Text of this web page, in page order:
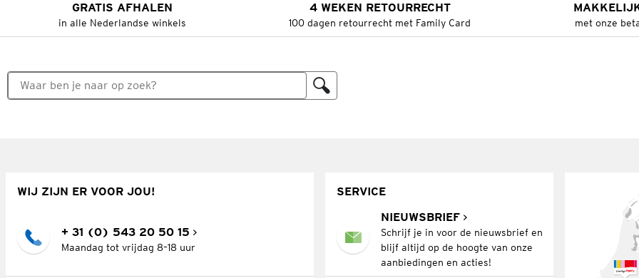
GRATIS AFHALEN
in alle Nederlandse winkels
4 WEKEN RETOURRECHT
100 dagen retourrecht met Family Card met onze
WIJ ZIJN ER VOOR JOU!
+ 31 (0) 543 20 50 15
Maandag tot vrijdag 8–18 uur
SERVICE
NIEUWSBRIEF
Schrijf je in voor de nieuwsbrief en
blijf altijd op de hoogte van onze
aanbiedingen en acties!